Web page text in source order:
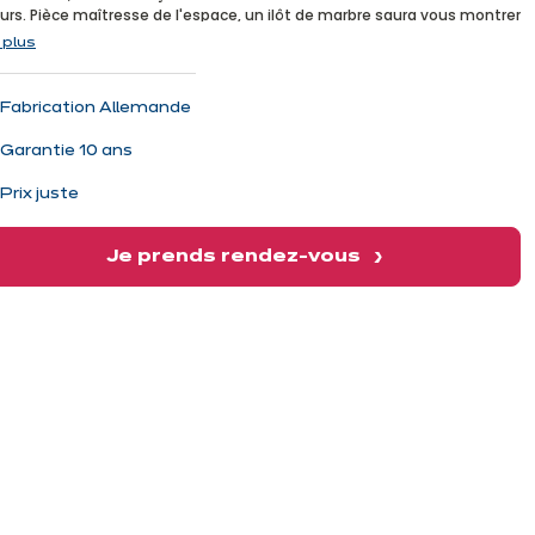
Pièce maîtresse de l'espace, un ilôt de marbre saura vous montrer
et douceur ne se sont jamais si bien trouvés !
plus
Fabrication Allemande
Garantie 10 ans
Prix juste
Je prends rendez-vous